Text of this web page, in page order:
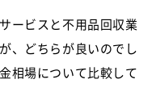
ービスと不用品回収業
、どちらが良いのでし
相場について比較して